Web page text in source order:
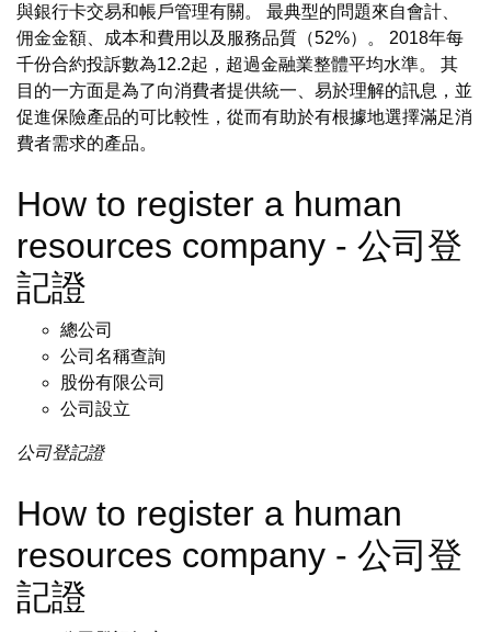
與銀行卡交易和帳戶管理有關。 最典型的問題來自會計、
佣金金額、成本和費用以及服務品質（52%）。 2018年每
千份合約投訴數為12.2起，超過金融業整體平均水準。 其
目的一方面是為了向消費者提供統一、易於理解的訊息，並
促進保險產品的可比較性，從而有助於有根據地選擇滿足消
費者需求的產品。
How to register a human
resources company - 公司登
記證
總公司
公司名稱查詢
股份有限公司
公司設立
公司登記證
How to register a human
resources company - 公司登
記證